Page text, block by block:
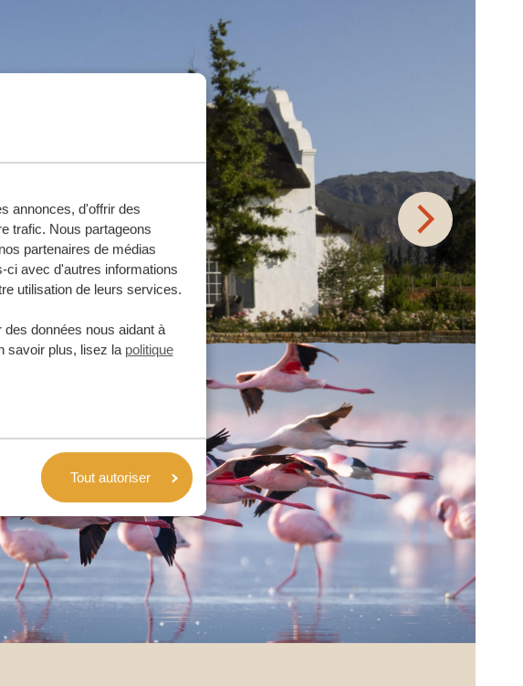
annonces, d'offrir des
trafic. Nous partageons
partenaires de médias
ci avec d'autres informations
utilisation de leurs services.
données nous aidant à
savoir plus, lisez la politique
Tout autoriser